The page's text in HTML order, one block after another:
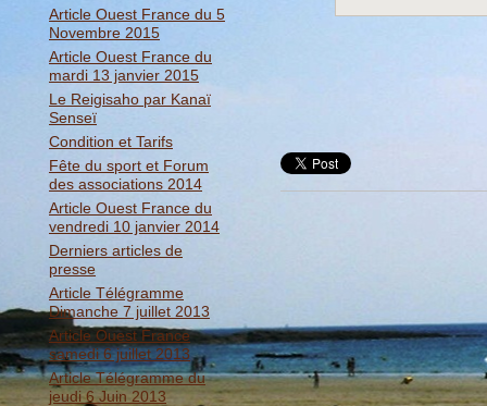
Article Ouest France du 5
Novembre 2015
Article Ouest France du
mardi 13 janvier 2015
Le Reigisaho par Kanaï
Senseï
Condition et Tarifs
Fête du sport et Forum
des associations 2014
Article Ouest France du
vendredi 10 janvier 2014
Derniers articles de
presse
Article Télégramme
Dimanche 7 juillet 2013
Article Ouest France
samedi 6 juillet 2013
Article Télégramme du
jeudi 6 Juin 2013